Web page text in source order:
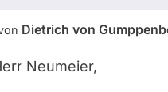
Dietrich von
Neumeier,